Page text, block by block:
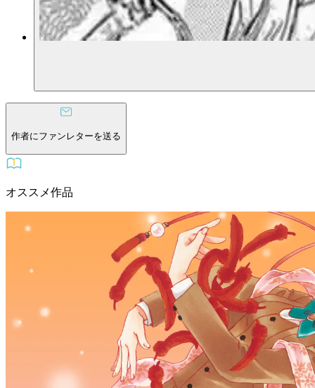
作者にファンレターを送る
オススメ作品